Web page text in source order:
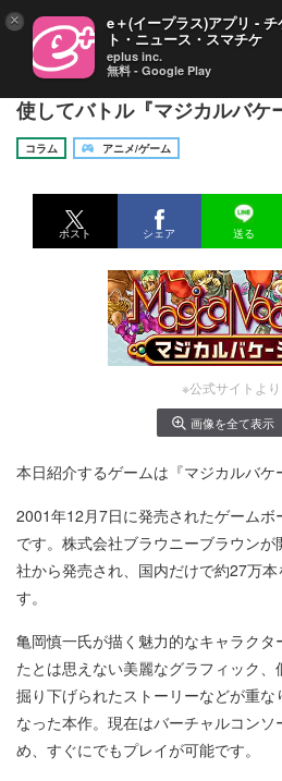
楠本桃子のゲームコラム
使してバトル『マジカルバケ
コラム
アニメ/ゲーム
ポスト シェア 送る
※公式サイトよ
画像を全て表示
本日紹介するゲームは『マジカルバケ
2001年12月7日に発売されたゲームボ
です。株式会社ブラウニーブラウン
社から発売され、国内だけで約27万
す。
亀岡慎一氏が描く魅力的なキャラク
たとは思えない美麗なグラフィック
掘り下げられたストーリーなどが重な
なった本作。現在はバーチャルコン
め、すぐにでもプレイが可能です。
× e＋(イープラス)アプリ - チ
ト・ニュース・スマチケ
eplus inc.
無料 - Google Play